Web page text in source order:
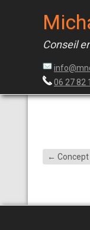
Conseil
06 27 82
← Concept